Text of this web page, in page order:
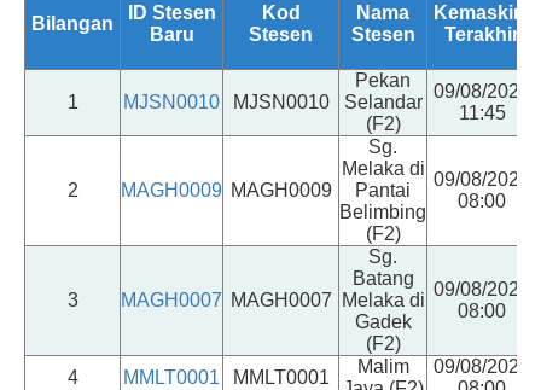
Bilangan
ID Stesen
Baru
Kod
Stesen
Nama
Stesen
Kemaskini
Terakhir
1 MJSN0010 MJSN0010
Pekan
Selandar
(F2)
09/08/2026
11:45
2 MAGH0009 MAGH0009
Sg.
Melaka di
Pantai
Belimbing
(F2)
09/08/2026
08:00
3 MAGH0007 MAGH0007
Sg.
Batang
Melaka di
Gadek
(F2)
09/08/2026
08:00
4 MMLT0001 MMLT0001
Malim
09/08/2026